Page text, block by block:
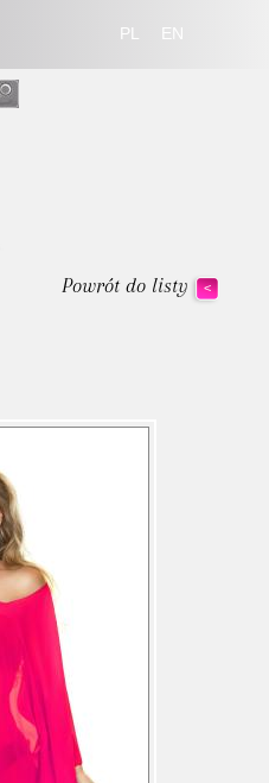
PL EN
Powrót do listy <